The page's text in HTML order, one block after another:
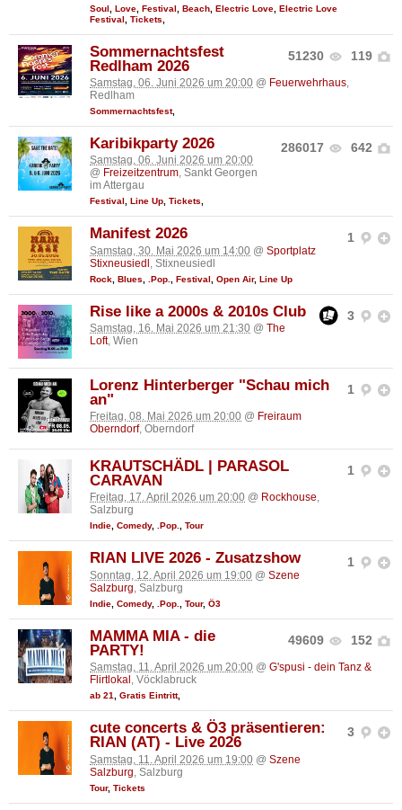
Soul Love Festival Beach Electric Love Electric Love
Festival
Tickets
51230 119
Sommernachtsfest
Redlham 2026
Samstag, 06. Juni 2026 um 20:00 @ Feuerwehrhaus,
Redlham
Sommernachtsfest,
286017 642
Karibikparty 2026
Samstag, 06. Juni 2026 um 20:00
@ Freizeitzentrum, Sankt Georgen
im Attergau
Festival , Line Up, Tickets,
1
Manifest 2026
Samstag, 30. Mai 2026 um 14:00 @ Sportplatz
Stixneusiedl , Stixneusiedl
Rock Blues .Pop. Festival Open Air, Line Up
3
Rise like a 2000s & 2010s Club
Samstag, 16. Mai 2026 um 21:30 @ The
Loft, Wien
1
Lorenz Hinterberger "Schau mich
an"
Freitag, 08. Mai 2026 um 20:00 @ Freiraum
Oberndorf, Oberndorf
1
KRAUTSCHÄDL | PARASOL
CARAVAN
Freitag, 17. April 2026 um 20:00 @ Rockhouse,
Salzburg
Indie, Comedy, .Pop., Tour
1
RIAN LIVE 2026 - Zusatzshow
Sonntag, 12. April 2026 um 19:00 @ Szene
Salzburg, Salzburg
Indie Comedy, .Pop. Tour, Ö3
49609 152
MAMMA MIA - die
PARTY!
Samstag, 11. April 2026 um 20:00 @ G'spusi - dein Tanz &
Flirtlokal , Vöcklabruck
ab 21, Gratis Eintritt,
3
cute concerts & Ö3 präsentieren:
RIAN (AT) - Live 2026
Samstag, 11. April 2026 um 19:00 @ Szene
Salzburg , Salzburg
Tour, Tickets